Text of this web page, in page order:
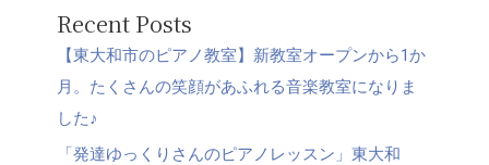
Recent Posts
【東大和市のピアノ教室】新教室オープンから1か
月。たくさんの笑顔があふれる音楽教室になりま
した♪
「発達ゆっくりさんのピアノレッスン」東大和